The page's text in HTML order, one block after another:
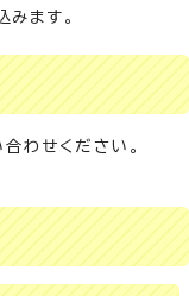
ます。
わせください。